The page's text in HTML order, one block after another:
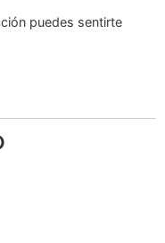
puedes sentirte